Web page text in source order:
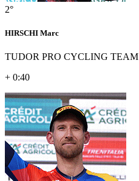
2°
HIRSCHI Marc
TUDOR PRO CYCLING TEAM
+ 0:40